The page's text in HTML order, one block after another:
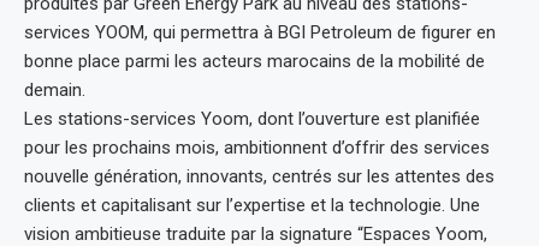
services YOOM, qui permettra à BGI Petroleum de figurer en
bonne place parmi les acteurs marocains de la mobilité de
demain.
Les stations-services Yoom, dont l’ouverture est planifiée
pour les prochains mois, ambitionnent d’offrir des services
nouvelle génération, innovants, centrés sur les attentes des
clients et capitalisant sur l’expertise et la technologie. Une
vision ambitieuse traduite par la signature “Espaces Yoom,